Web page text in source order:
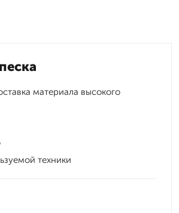
материала высокого
техники